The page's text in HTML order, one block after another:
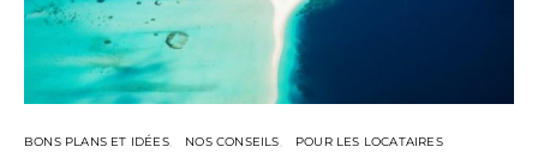
BONS PLANS ET IDÉES NOS CONSEILS POUR LES LOCATAIRES